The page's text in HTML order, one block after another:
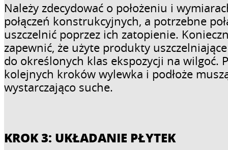
Należy zdecydować o położeniu i
połączeń konstrukcyjnych, a potrzebne
uszczelnić poprzez ich zatopienie.
zapewnić, że użyte produkty
do określonych klas ekspozycji na wilgoć.
kolejnych kroków wylewka i podłoże
wystarczająco suche.
KROK 3: UKŁADANIE PŁYTEK